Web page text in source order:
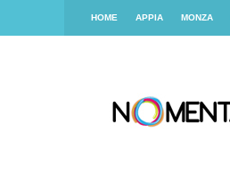
HOME APPIA MONZA